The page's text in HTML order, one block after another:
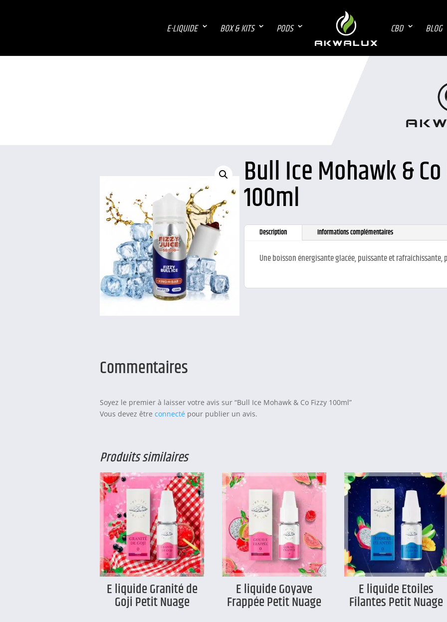
E-LIQUIDE BOX & KITS PODS CBD BLOG
Bull Ice Mohawk &
100ml
Description Informations complémentaires
Une boisson énergisante glacée, puissante et rafraîchissante,
Commentaires
Soyez le premier à laisser votre avis sur “Bull Ice Mohawk & Co Fizzy 100ml”
Vous devez être connecté pour publier un avis.
Produits similaires
E liquide Granité de
Goji Petit Nuage
E liquide Goyave
Frappée Petit Nuage
E liquide Etoiles
Filantes Petit Nuage